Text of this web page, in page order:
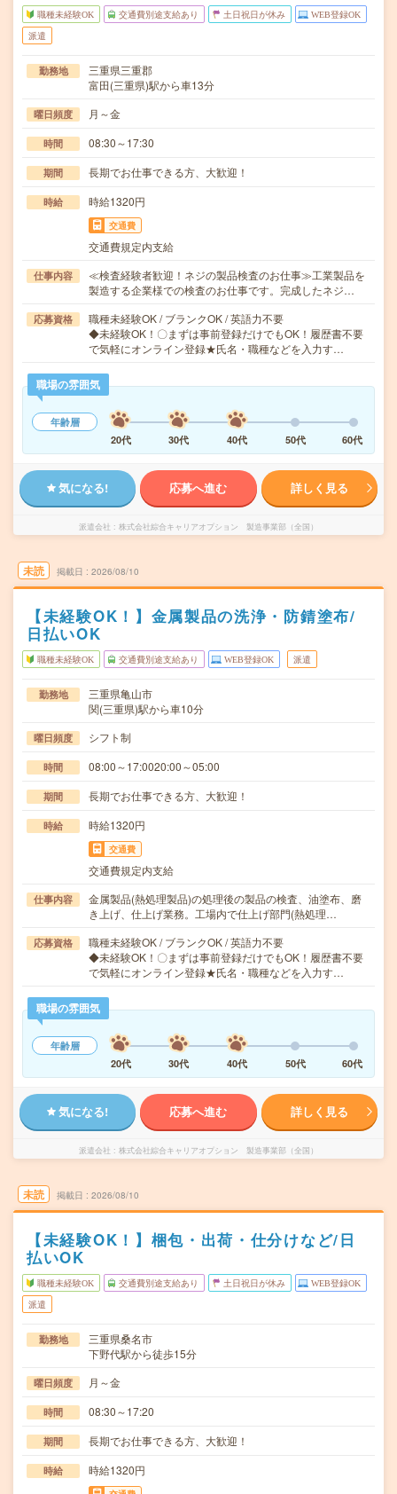
職種未経験OK 交通費別途支給あり 土日祝日が休み WEB登録OK
派遣
勤務地
三重県三重郡
富田(三重県)駅から車13分
曜日頻度 月～金
時間 08:30～17:30
期間 長期でお仕事できる方、大歓迎！
時給 時給1320円
交通費
交通費規定内支給
仕事内容
≪検査経験者歓迎！ネジの製品検査のお仕事≫工業製品を
製造する企業様での検査のお仕事です。完成したネジ…
応募資格
職種未経験OK / ブランクOK / 英語力不要
◆未経験OK！〇まずは事前登録だけでもOK！履歴書不要
で気軽にオンライン登録★氏名・職種などを入力す…
職場の雰囲気
年齢層
20代
30代 40代 50代 60代
気になる! 応募へ進む 詳しく見る
派遣会社 株式会社綜合キャリアオプション 製造事業部（全国）
未読 掲載日 2026/08/10
【未経験OK！】金属製品の洗浄・防錆塗布/
日払いOK
職種未経験OK 交通費別途支給あり WEB登録OK 派遣
勤務地
三重県亀山市
関(三重県)駅から車10分
曜日頻度 シフト制
時間 08:00～17:0020:00～05:00
期間 長期でお仕事できる方、大歓迎！
時給 時給1320円
交通費
交通費規定内支給
仕事内容
金属製品(熱処理製品)の処理後の製品の検査、油塗布、磨
き上げ、仕上げ業務。工場内で仕上げ部門(熱処理…
応募資格
職種未経験OK / ブランクOK / 英語力不要
◆未経験OK！〇まずは事前登録だけでもOK！履歴書不要
で気軽にオンライン登録★氏名・職種などを入力す…
職場の雰囲気
年齢層
20代
30代 40代 50代 60代
気になる! 応募へ進む 詳しく見る
派遣会社 株式会社綜合キャリアオプション 製造事業部（全国）
未読 掲載日 2026/08/10
【未経験OK！】梱包・出荷・仕分けなど/日
払いOK
職種未経験OK 交通費別途支給あり 土日祝日が休み WEB登録OK
派遣
勤務地
三重県桑名市
下野代駅から徒歩15分
曜日頻度 月～金
時間 08:30～17:20
期間 長期でお仕事できる方、大歓迎！
時給 時給1320円